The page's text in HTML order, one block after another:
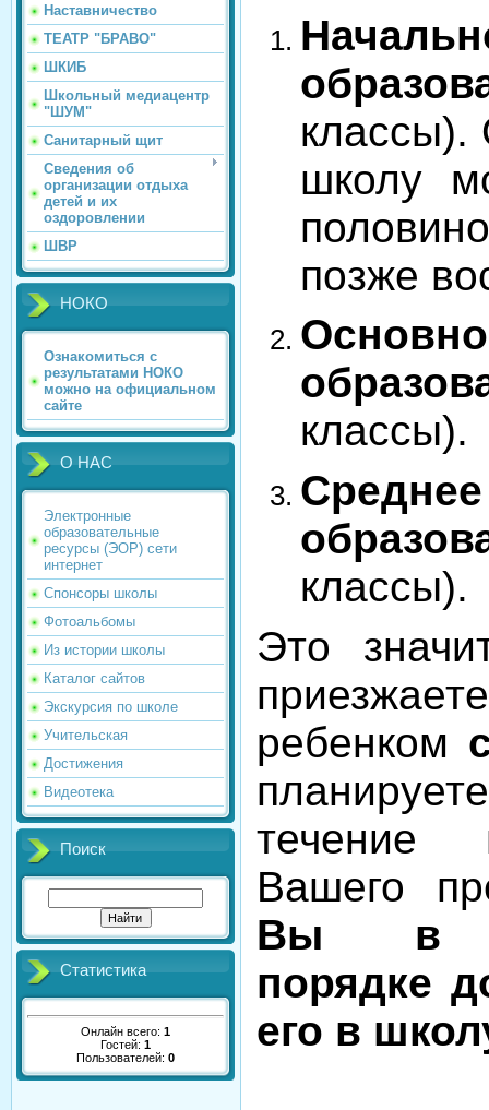
Наставничество
ТЕАТР "БРАВО"
ШКИБ
Школьный медиацентр
"ШУМ"
Санитарный щит
Сведения об
организации отдыха
детей и их
оздоровлении
ШВР
НОКО
Ознакомиться с
результатами НОКО
можно на официальном
сайте
О НАС
Электронные
образовательные
ресурсы (ЭОР) сети
интернет
Спонсоры школы
Фотоальбомы
Из истории школы
Каталог сайтов
Экскурсия по школе
Учительская
Достижения
Видеотека
Поиск
Статистика
Онлайн всего: 1
Гостей: 1
Пользователей: 0
классы).
школу
позже
классы).
классы).
Это
ребенком
течение
Вашего
Вы в
порядке
его в